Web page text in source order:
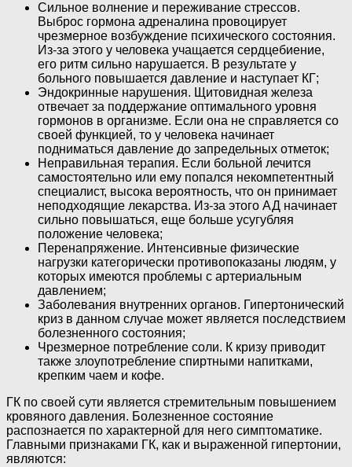
Сильное волнение и переживание стрессов.
Выброс гормона адреналина провоцирует
чрезмерное возбуждение психического состояния.
Из-за этого у человека учащается сердцебиение,
его ритм сильно нарушается. В результате у
больного повышается давление и наступает КГ;
Эндокринные нарушения. Щитовидная железа
отвечает за поддержание оптимального уровня
гормонов в организме. Если она не справляется со
своей функцией, то у человека начинает
подниматься давление до запредельных отметок;
Неправильная терапия. Если больной лечится
самостоятельно или ему попался некомпетентный
специалист, высока вероятность, что он принимает
неподходящие лекарства. Из-за этого АД начинает
сильно повышаться, еще больше усугубляя
положение человека;
Перенапряжение. Интенсивные физические
нагрузки категорически противопоказаны людям, у
которых имеются проблемы с артериальным
давлением;
Заболевания внутренних органов. Гипертонический
криз в данном случае может является последствием
болезненного состояния;
Чрезмерное потребление соли. К кризу приводит
также злоупотребление спиртными напитками,
крепким чаем и кофе.
ГК по своей сути является стремительным повышением
кровяного давления. Болезненное состояние
распознается по характерной для него симптоматике.
Главными признаками ГК, как и выраженной гипертонии,
являются: